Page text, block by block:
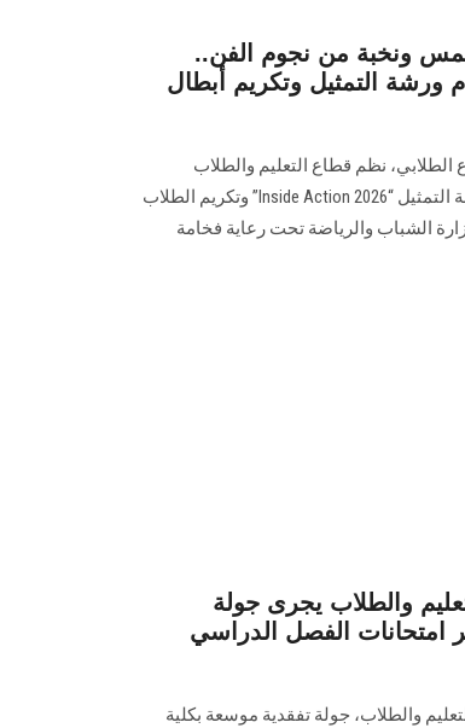
ونخبة من نجوم الفن..
ورشة التمثيل وتكريم أبطال
الطلابي، نظم قطاع التعليم والطلاب
بجامعة عين شمس، احتفالية كبرى لختام ورشة التمثيل “Inside Action 2026” وتكريم الطلاب
14"، الذي نظمته وزارة الشباب والرياضة تحت رعاية فخامة
والطلاب يجرى جولة
امتحانات الفصل الدراسي
والطلاب، جولة تفقدية موسعة بكلية